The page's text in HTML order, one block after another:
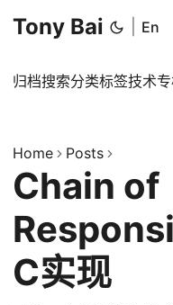
Tony Bai En
归档搜索分类标签技术
Home Posts
Chain of
C实现